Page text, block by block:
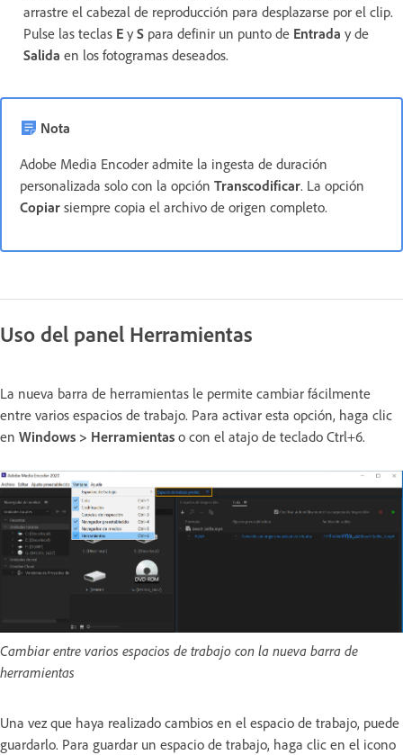
arrastre el cabezal de reproducción para desplazarse por el clip.
Pulse las teclas E y S para definir un punto de Entrada y de
Salida en los fotogramas deseados.
Nota
Adobe Media Encoder admite la ingesta de duración
personalizada solo con la opción Transcodificar. La opción
Copiar siempre copia el archivo de origen completo.
Uso del panel Herramientas
La nueva barra de herramientas le permite cambiar fácilmente
entre varios espacios de trabajo. Para activar esta opción, haga clic
en Windows > Herramientas o con el atajo de teclado Ctrl+6.
Cambiar entre varios espacios de trabajo con la nueva barra de
herramientas
Una vez que haya realizado cambios en el espacio de trabajo, puede
guardarlo. Para guardar un espacio de trabajo, haga clic en el icono